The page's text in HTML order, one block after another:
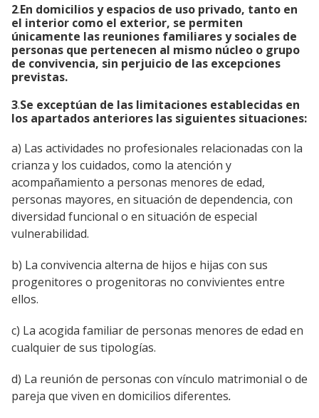
2.En domicilios y espacios de uso privado, tanto en
el interior como el exterior, se permiten
únicamente las reuniones familiares y sociales de
personas que pertenecen al mismo núcleo o grupo
de convivencia, sin perjuicio de las excepciones
previstas.
3.Se exceptúan de las limitaciones establecidas en
los apartados anteriores las siguientes situaciones:
a) Las actividades no profesionales relacionadas con la
crianza y los cuidados, como la atención y
acompañamiento a personas menores de edad,
personas mayores, en situación de dependencia, con
diversidad funcional o en situación de especial
vulnerabilidad.
b) La convivencia alterna de hijos e hijas con sus
progenitores o progenitoras no convivientes entre
ellos.
c) La acogida familiar de personas menores de edad en
cualquier de sus tipologías.
d) La reunión de personas con vínculo matrimonial o de
pareja que viven en domicilios diferentes.